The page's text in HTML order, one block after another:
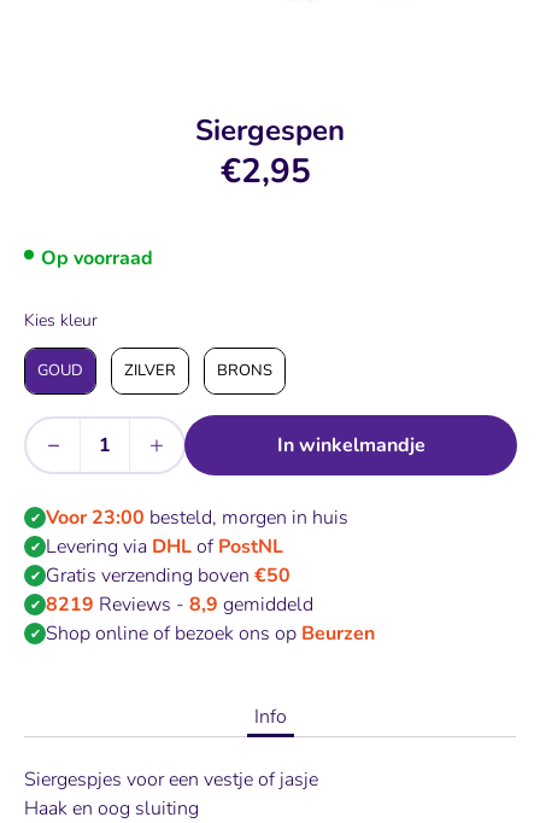
Siergespen
€2,95
Op voorraad
Kies kleurKies kleur
GOUD ZILVER BRONS
Aantal
− + In winkelmandje
✔ Voor 23:00 besteld, morgen in huis
✔ Levering via DHLofPostNL
✔ Gratis verzending boven €50
✔ 8219 Reviews - 8,9 gemiddeld
✔ Shop online of bezoek ons op Beurzen
Info
Siergespjes voor een vestje of jasje
Haak en oog sluiting